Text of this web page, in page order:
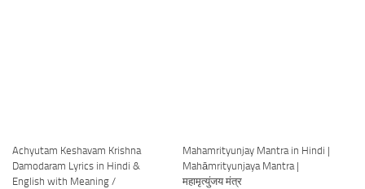
Achyutam Keshavam Krishna
Damodaram Lyrics in Hindi &
English with Meaning /
Mahamrityunjay Mantra in Hindi |
Mahāmrityunjaya Mantra |
महामृत्युंजय मंत्र